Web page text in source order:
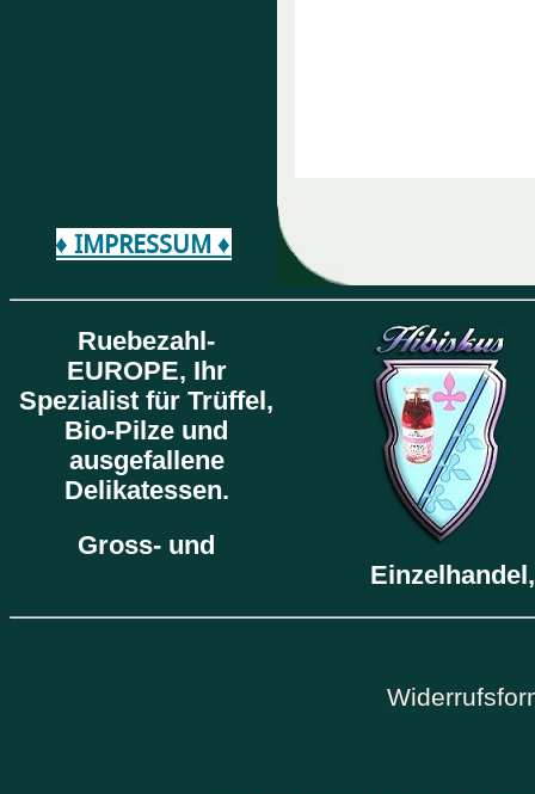
♦ IMPRESSUM ♦
Ruebezahl-
EUROPE, Ihr
Spezialist für Trüffel,
Bio-Pilze und
ausgefallene
Delikatessen.
Gross- und